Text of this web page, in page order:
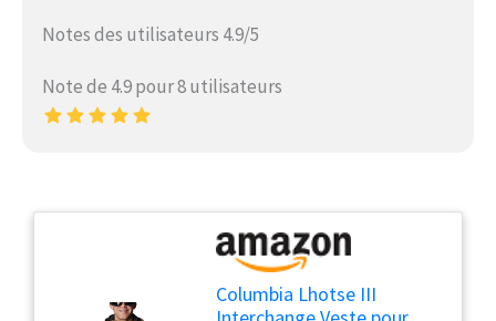
Notes des utilisateurs 4.9/5
Note de 4.9 pour 8 utilisateurs
Columbia Lhotse III